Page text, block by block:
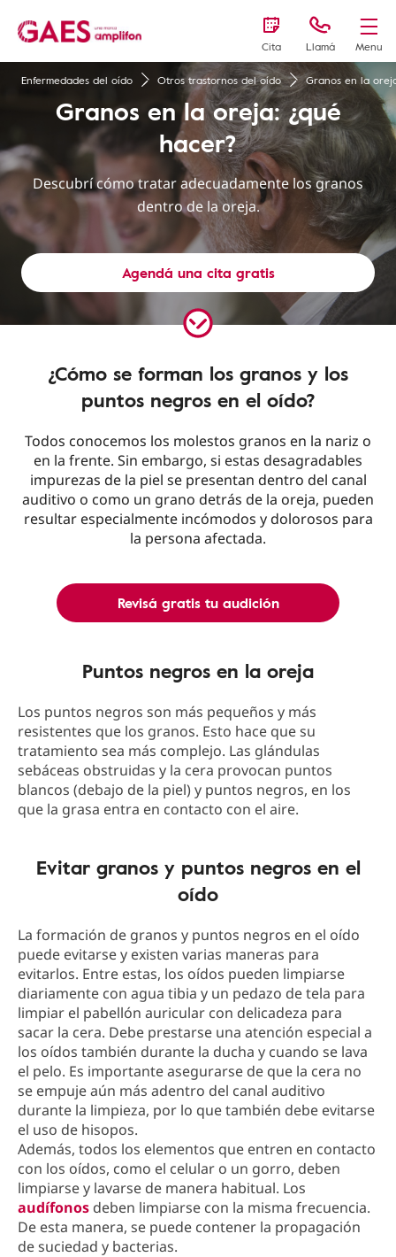
Cita Llamá Menu
Enfermedades del oído Otros trastornos del oído Granos en la
Granos en la oreja: ¿qué
hacer?
Descubrí cómo tratar adecuadamente los granos
dentro de la oreja.
Agendá una cita gratis
¿Cómo se forman los granos y los
puntos negros en el oído?
Todos conocemos los molestos granos en la nariz o
en la frente. Sin embargo, si estas desagradables
impurezas de la piel se presentan dentro del canal
auditivo o como un grano detrás de la oreja, pueden
resultar especialmente incómodos y dolorosos para
la persona afectada.
Revisá gratis tu audición
Puntos negros en la oreja
Los puntos negros son más pequeños y más
resistentes que los granos. Esto hace que su
tratamiento sea más complejo. Las glándulas
sebáceas obstruidas y la cera provocan puntos
blancos (debajo de la piel) y puntos negros, en los
que la grasa entra en contacto con el aire.
Evitar granos y puntos negros en el
oído
La formación de granos y puntos negros en el oído
puede evitarse y existen varias maneras para
evitarlos. Entre estas, los oídos pueden limpiarse
diariamente con agua tibia y un pedazo de tela para
limpiar el pabellón auricular con delicadeza para
sacar la cera. Debe prestarse una atención especial a
los oídos también durante la ducha y cuando se lava
el pelo. Es importante asegurarse de que la cera no
se empuje aún más adentro del canal auditivo
durante la limpieza, por lo que también debe evitarse
el uso de hisopos.
Además, todos los elementos que entren en contacto
con los oídos, como el celular o un gorro, deben
limpiarse y lavarse de manera habitual. Los
audífonos deben limpiarse con la misma frecuencia.
De esta manera, se puede contener la propagación
de suciedad y bacterias.